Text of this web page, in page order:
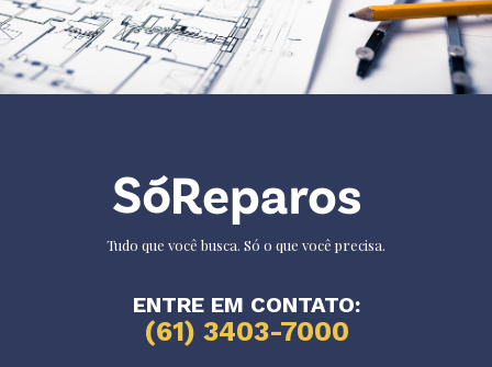
Tudo que você busca. Só o que você precisa.
ENTRE EM CONTATO:
(61) 3403-7000